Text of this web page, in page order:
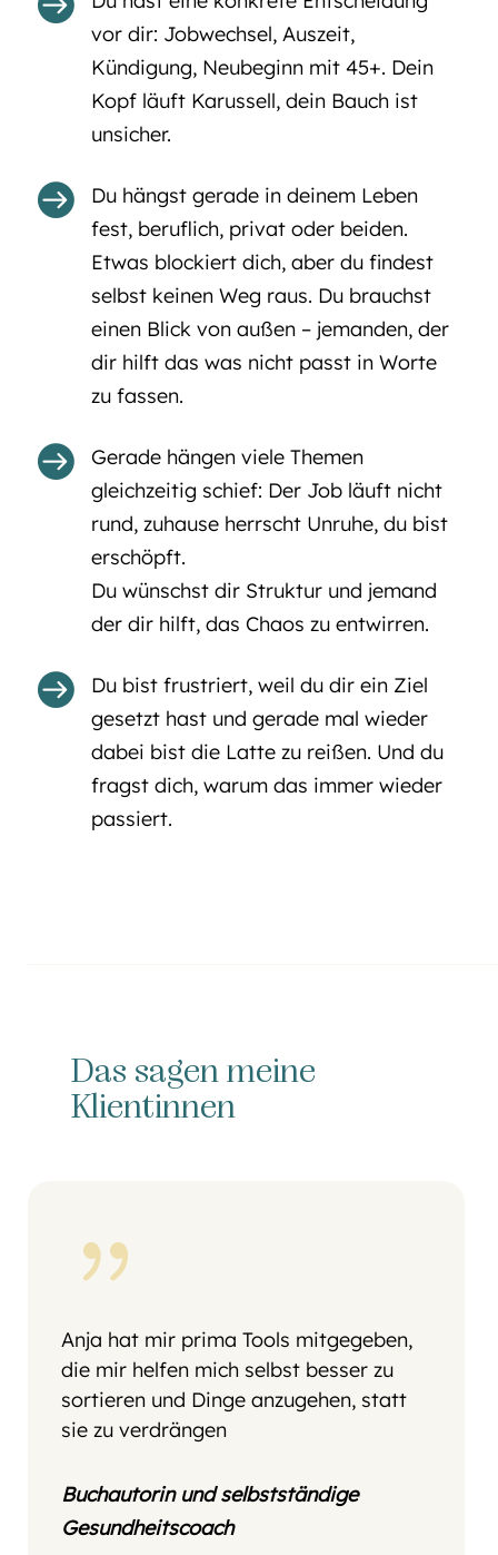
vor dir: Jobwechsel, Auszeit,
Kündigung, Neubeginn mit 45+. Dein
Kopf läuft Karussell, dein Bauch ist
unsicher.

Du hängst gerade in deinem Leben
fest, beruflich, privat oder beiden.
Etwas blockiert dich, aber du findest
selbst keinen Weg raus. Du brauchst
einen Blick von außen – jemanden, der
dir hilft das was nicht passt in Worte
zu fassen.

Gerade hängen viele Themen
gleichzeitig schief: Der Job läuft nicht
rund, zuhause herrscht Unruhe, du bist
erschöpft.
Du wünschst dir Struktur und jemand
der dir hilft, das Chaos zu entwirren.

Du bist frustriert, weil du dir ein Ziel
gesetzt hast und gerade mal wieder
dabei bist die Latte zu reißen. Und du
fragst dich, warum das immer wieder
passiert.
Das sagen meine
Klientinnen
{
Anja hat mir prima Tools mitgegeben,
die mir helfen mich selbst besser zu
sortieren und Dinge anzugehen, statt
sie zu verdrängen
Buchautorin und selbstständige
Gesundheitscoach